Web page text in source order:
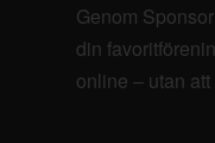
Genom
din
online – utan